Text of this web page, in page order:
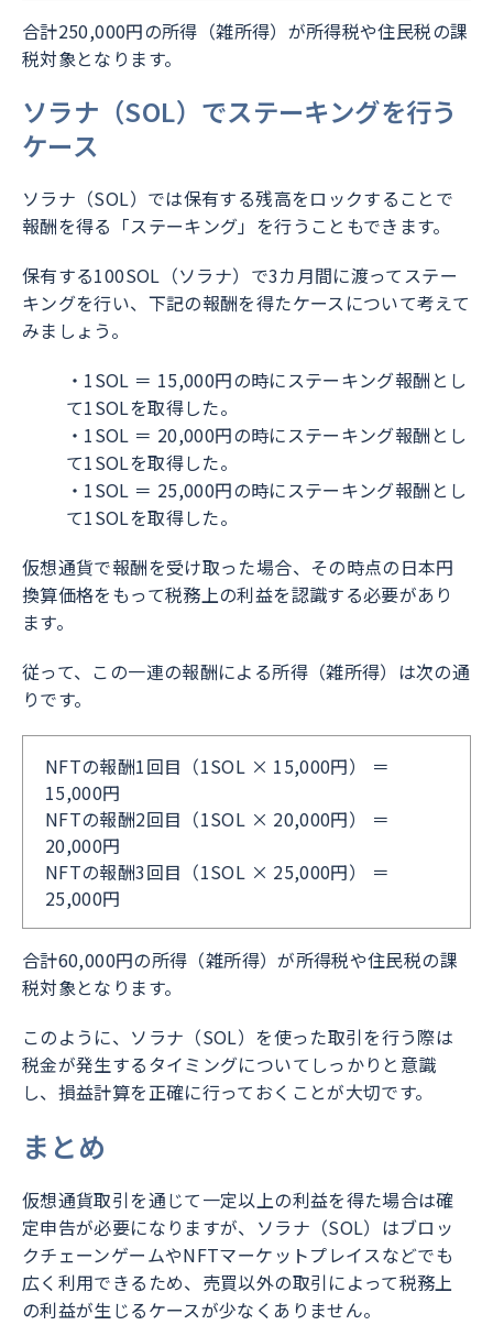
合計250,000円の所得（雑所得）が所得税や住民税の課
税対象となります。
ソラナ（SOL）でステーキングを行う
ケース
ソラナ（SOL）では保有する残高をロックすることで
報酬を得る「ステーキング」を行うこともできます。
保有する100SOL（ソラナ）で3カ月間に渡ってステー
キングを行い、下記の報酬を得たケースについて考えて
みましょう。
・1SOL ＝ 15,000円の時にステーキング報酬とし
て1SOLを取得した。
・1SOL ＝ 20,000円の時にステーキング報酬とし
て1SOLを取得した。
・1SOL ＝ 25,000円の時にステーキング報酬とし
て1SOLを取得した。
仮想通貨で報酬を受け取った場合、その時点の日本円
換算価格をもって税務上の利益を認識する必要があり
ます。
従って、この一連の報酬による所得（雑所得）は次の通
りです。
NFTの報酬1回目（1SOL × 15,000円） ＝
15,000円
NFTの報酬2回目（1SOL × 20,000円） ＝
20,000円
NFTの報酬3回目（1SOL × 25,000円） ＝
25,000円
合計60,000円の所得（雑所得）が所得税や住民税の課
税対象となります。
このように、ソラナ（SOL）を使った取引を行う際は
税金が発生するタイミングについてしっかりと意識
し、損益計算を正確に行っておくことが大切です。
まとめ
仮想通貨取引を通じて一定以上の利益を得た場合は確
定申告が必要になりますが、ソラナ（SOL）はブロッ
クチェーンゲームやNFTマーケットプレイスなどでも
広く利用できるため、売買以外の取引によって税務上
の利益が生じるケースが少なくありません。